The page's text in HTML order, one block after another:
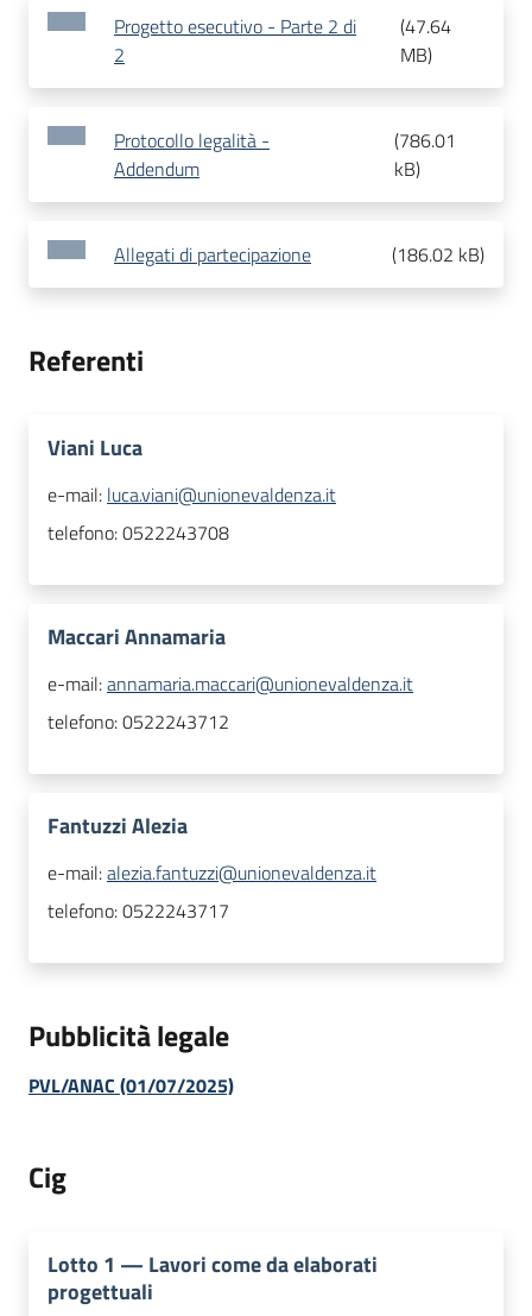
Progetto esecutivo - Parte 2 di
2
(47.64
MB)
Protocollo legalità -
Addendum
(786.01
kB)
Allegati di partecipazione (186.02 kB)
Referenti
Viani Luca
e-mail: luca.viani@unionevaldenza.it
telefono:0522243708
Maccari Annamaria
e-mail:annamaria.maccari@unionevaldenza.it
telefono:0522243712
Fantuzzi Alezia
e-mail:alezia.fantuzzi@unionevaldenza.it
telefono:0522243717
Pubblicità legale
PVL/ANAC (01/07/2025)
Cig
Lotto 1 — Lavori come da elaborati
progettuali